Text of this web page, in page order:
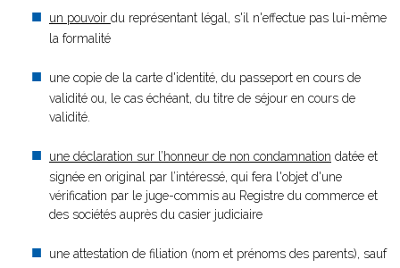
un pouvoir du représentant légal, s'il n'effectue pas lui-même
la formalité
une copie de la carte d'identité, du passeport en cours de
validité ou, le cas échéant, du titre de séjour en cours de
validité.
une déclaration sur l’honneur de non condamnation datée et
signée en original par l’intéressé, qui fera l'objet d'une
vérification par le juge-commis au Registre du commerce et
des sociétés auprès du casier judiciaire
une attestation de filiation (nom et prénoms des parents), sauf